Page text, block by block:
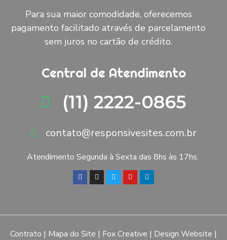
Para sua maior comodidade, oferecemos
pagamento facilitado através de parcelamento
sem juros no cartão de crédito.
Central de Atendimento
(11) 2222-0865
contato@responsivesites.com.br
Atendimento Segunda à Sexta das 8hs às 17hs.
Contrato | Mapa do Site | Fox Creative | Design Website |